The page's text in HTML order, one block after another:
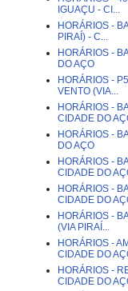
IGUAÇU - CI...
HORÁRIOS -
PIRAÍ) - C...
HORÁRIOS -
DO AÇO
HORÁRIOS -
VENTO (VIA...
HORÁRIOS -
CIDADE DO
HORÁRIOS -
DO AÇO
HORÁRIOS -
CIDADE DO
HORÁRIOS -
CIDADE DO
HORÁRIOS -
(VIA PIRAÍ...
HORÁRIOS -
CIDADE DO
HORÁRIOS -
CIDADE DO